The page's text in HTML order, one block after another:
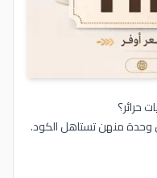
حرائر؟
منهن تستاهل الكود.